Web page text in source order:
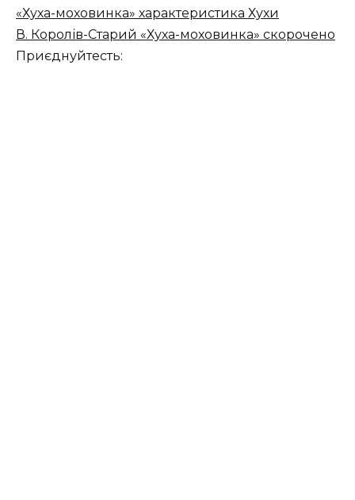
«Хуха-моховинка» характеристика Хухи
В. Королів-Старий «Хуха-моховинка» скорочено
Приєднуйтесть: